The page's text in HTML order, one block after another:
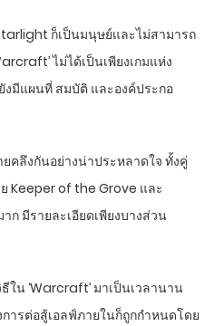
ก็เป็นมนุษย์และไม่สามารถ
ไม่ได้เป็นเพียงเกมแห่ง
มีแผนที่ สมบัติ และองค์ประกอ
คลึงกันอย่างน่าประหลาดใจ ทั้งคู่
Keeper of the Grove และ
มีรายละเอียดเพียงบางส่วน
น ‘Warcraft’ มาเป็นเวลานาน
ารต่อสู้เอลฟ์ภายในก็ถูกกำหนดโดย